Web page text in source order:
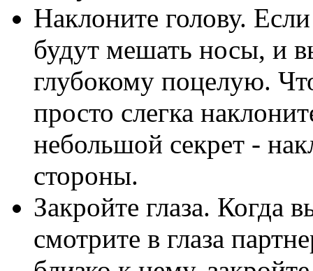
Наклоните голову.
будут мешать носы, и
глубокому поцелую.
просто слегка
небольшой секрет -
стороны.
Закройте глаза. Когда
смотрите в глаза